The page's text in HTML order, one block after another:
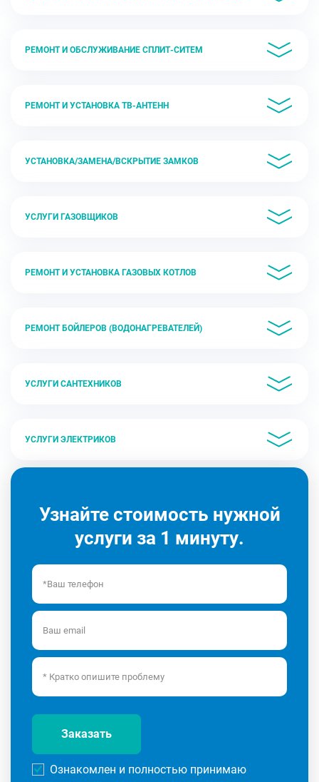
РЕМОНТ И ОБСЛУЖИВАНИЕ СПЛИТ-СИТЕМ
РЕМОНТ И УСТАНОВКА ТВ-АНТЕНН
УСТАНОВКА/ЗАМЕНА/ВСКРЫТИЕ ЗАМКОВ
УСЛУГИ ГАЗОВЩИКОВ
РЕМОНТ И УСТАНОВКА ГАЗОВЫХ КОТЛОВ
РЕМОНТ БОЙЛЕРОВ (ВОДОНАГРЕВАТЕЛЕЙ)
УСЛУГИ САНТЕХНИКОВ
УСЛУГИ ЭЛЕКТРИКОВ
Узнайте стоимость нужной
услуги за 1 минуту.
Заказать
Ознакомлен и полностью принимаю